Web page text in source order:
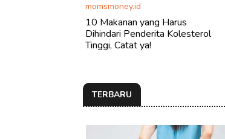
momsmoney.id
10 Makanan yang Harus
Dihindari Penderita Kolesterol
Tinggi, Catat ya!
TERBARU